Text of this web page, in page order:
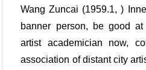
Wang Zuncai (1959.1, )
banner person, be good
artist academician now,
association of distant city